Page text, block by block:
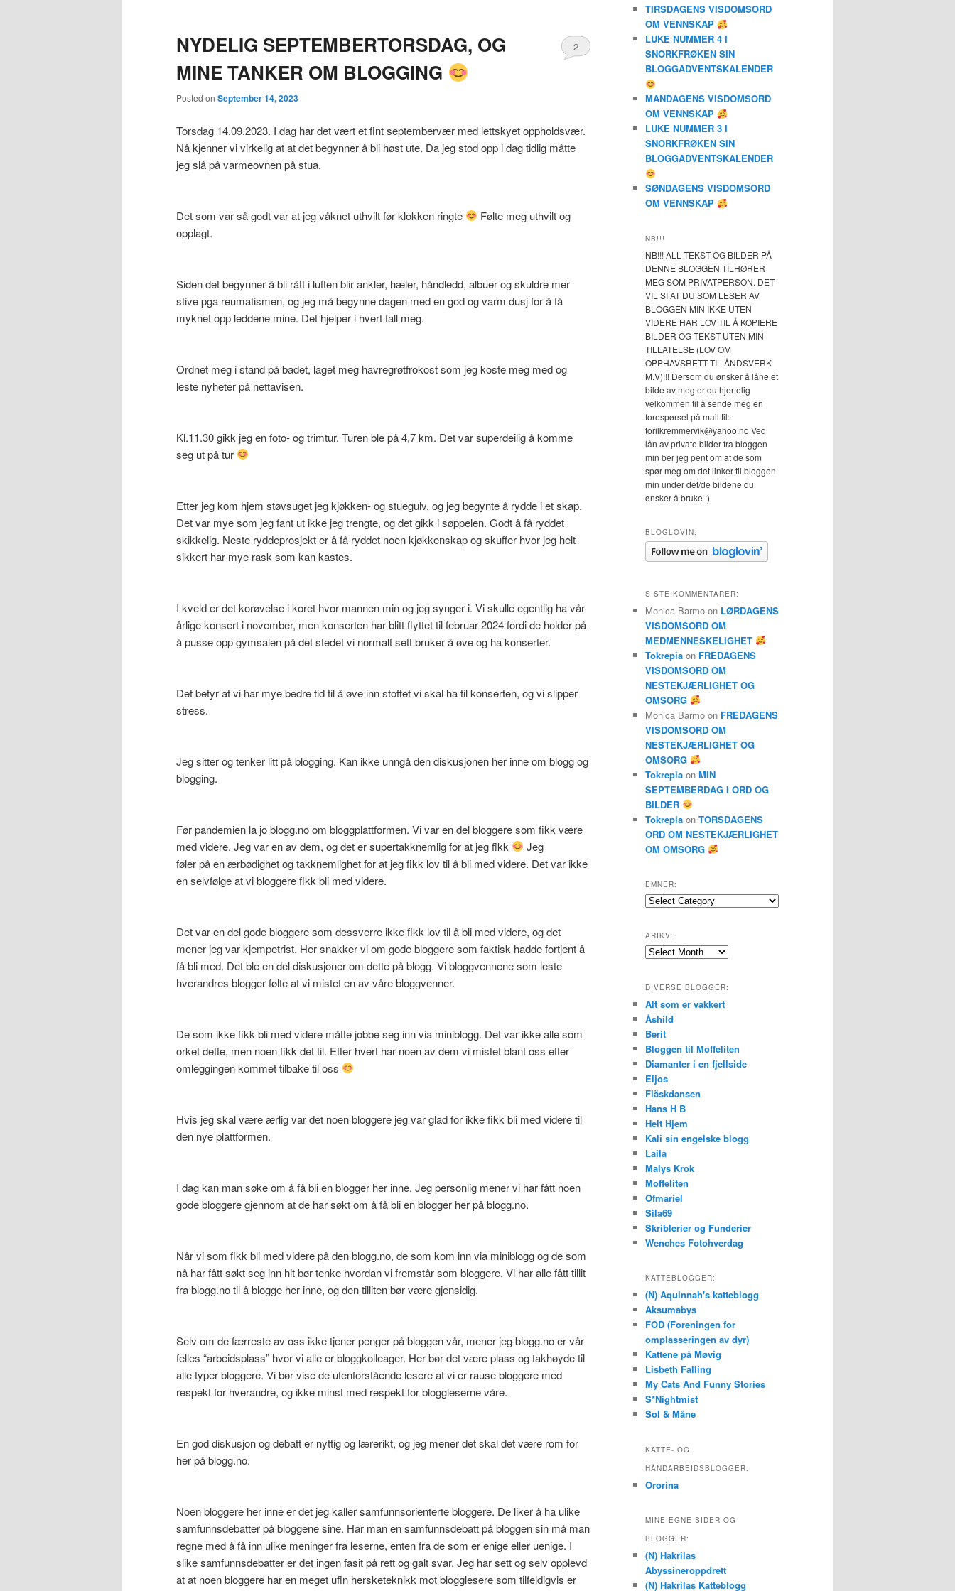
NYDELIG SEPTEMBERTORSDAG, OG
MINE TANKER OM BLOGGING
Posted on September 14, 2023
2
Torsdag 14.09.2023. I dag har det vært et fint septembervær med lettskyet oppholdsvær.
Nå kjenner vi virkelig at at det begynner å bli høst ute. Da jeg stod opp i dag tidlig måtte
jeg slå på varmeovnen på stua.
Det som var så godt var at jeg våknet uthvilt før klokken ringte
Følte meg uthvilt og
opplagt.
Siden det begynner å bli rått i luften blir ankler, hæler, håndledd, albuer og skuldre mer
stive pga reumatismen, og jeg må begynne dagen med en god og varm dusj for å få
myknet opp leddene mine. Det hjelper i hvert fall meg.
Ordnet meg i stand på badet, laget meg havregrøtfrokost som jeg koste meg med og
leste nyheter på nettavisen.
Kl.11.30 gikk jeg en foto- og trimtur. Turen ble på 4,7 km. Det var superdeilig å komme
seg ut på tur
Etter jeg kom hjem støvsuget jeg kjøkken- og stuegulv, og jeg begynte å rydde i et skap.
Det var mye som jeg fant ut ikke jeg trengte, og det gikk i søppelen. Godt å få ryddet
skikkelig. Neste ryddeprosjekt er å få ryddet noen kjøkkenskap og skuffer hvor jeg helt
sikkert har mye rask som kan kastes.
I kveld er det korøvelse i koret hvor mannen min og jeg synger i. Vi skulle egentlig ha vår
årlige konsert i november, men konserten har blitt flyttet til februar 2024 fordi de holder på
å pusse opp gymsalen på det stedet vi normalt sett bruker å øve og ha konserter.
Det betyr at vi har mye bedre tid til å øve inn stoffet vi skal ha til konserten, og vi slipper
stress.
Jeg sitter og tenker litt på blogging. Kan ikke unngå den diskusjonen her inne om blogg og
blogging.
Før pandemien la jo blogg.no om bloggplattformen. Vi var en del bloggere som fikk være
med videre. Jeg var en av dem, og det er supertakknemlig for at jeg fikk
Jeg
føler på en ærbødighet og takknemlighet for at jeg fikk lov til å bli med videre. Det var ikke
en selvfølge at vi bloggere fikk bli med videre.
Det var en del gode bloggere som dessverre ikke fikk lov til å bli med videre, og det
mener jeg var kjempetrist. Her snakker vi om gode bloggere som faktisk hadde fortjent å
få bli med. Det ble en del diskusjoner om dette på blogg. Vi bloggvennene som leste
hverandres blogger følte at vi mistet en av våre bloggvenner.
De som ikke fikk bli med videre måtte jobbe seg inn via miniblogg. Det var ikke alle som
orket dette, men noen fikk det til. Etter hvert har noen av dem vi mistet blant oss etter
omleggingen kommet tilbake til oss
Hvis jeg skal være ærlig var det noen bloggere jeg var glad for ikke fikk bli med videre til
den nye plattformen.
I dag kan man søke om å få bli en blogger her inne. Jeg personlig mener vi har fått noen
gode bloggere gjennom at de har søkt om å få bli en blogger her på blogg.no.
Når vi som fikk bli med videre på den blogg.no, de som kom inn via miniblogg og de som
nå har fått søkt seg inn hit bør tenke hvordan vi fremstår som bloggere. Vi har alle fått tillit
fra blogg.no til å blogge her inne, og den tilliten bør være gjensidig.
Selv om de færreste av oss ikke tjener penger på bloggen vår, mener jeg blogg.no er vår
felles “arbeidsplass” hvor vi alle er bloggkolleager. Her bør det være plass og takhøyde til
alle typer bloggere. Vi bør vise de utenforstående lesere at vi er rause bloggere med
respekt for hverandre, og ikke minst med respekt for bloggleserne våre.
En god diskusjon og debatt er nyttig og lærerikt, og jeg mener det skal det være rom for
her på blogg.no.
Noen bloggere her inne er det jeg kaller samfunnsorienterte bloggere. De liker å ha ulike
samfunnsdebatter på bloggene sine. Har man en samfunnsdebatt på bloggen sin må man
regne med å få inn ulike meninger fra leserne, enten fra de som er enige eller uenige. I
slike samfunnsdebatter er det ingen fasit på rett og galt svar. Jeg har sett og selv opplevd
at at noen bloggere har en meget ufin hersketeknikk mot blogglesere som tilfeldigvis er
TIRSDAGENS VISDOMSORD
OM VENNSKAP
LUKE NUMMER 4 I
SNORKFRØKEN SIN
BLOGGADVENTSKALENDER
MANDAGENS VISDOMSORD
OM VENNSKAP
LUKE NUMMER 3 I
SNORKFRØKEN SIN
BLOGGADVENTSKALENDER
SØNDAGENS VISDOMSORD
OM VENNSKAP
NB!!!
NB!!! ALL TEKST OG BILDER PÅ
DENNE BLOGGEN TILHØRER
MEG SOM PRIVATPERSON. DET
VIL SI AT DU SOM LESER AV
BLOGGEN MIN IKKE UTEN
VIDERE HAR LOV TIL Å KOPIERE
BILDER OG TEKST UTEN MIN
TILLATELSE (LOV OM
OPPHAVSRETT TIL ÅNDSVERK
M.V)!!! Dersom du ønsker å låne et
bilde av meg er du hjertelig
velkommen til å sende meg en
forespørsel på mail til:
torilkremmervik@yahoo.no Ved
lån av private bilder fra bloggen
min ber jeg pent om at de som
spør meg om det linker til bloggen
min under det/de bildene du
ønsker å bruke :)
BLOGLOVIN:
SISTE KOMMENTARER:
Monica Barmo on LØRDAGENS
VISDOMSORD OM
MEDMENNESKELIGHET
Tokrepia on FREDAGENS
VISDOMSORD OM
NESTEKJÆRLIGHET OG
OMSORG
Monica Barmo on FREDAGENS
VISDOMSORD OM
NESTEKJÆRLIGHET OG
OMSORG
Tokrepia on MIN
SEPTEMBERDAG I ORD OG
BILDER
Tokrepia on TORSDAGENS
ORD OM NESTEKJÆRLIGHET
OM OMSORG
EMNER:
Emner:
ARIKV:
Arikv:
DIVERSE BLOGGER:
Alt som er vakkert
Åshild
Berit
Bloggen til Moffeliten
Diamanter i en fjellside
Eljos
Fläskdansen
Hans H B
Helt Hjem
Kali sin engelske blogg
Laila
Malys Krok
Moffeliten
Ofmariel
Sila69
Skriblerier og Funderier
Wenches Fotohverdag
KATTEBLOGGER:
(N) Aquinnah's katteblogg
Aksumabys
FOD (Foreningen for
omplasseringen av dyr)
Kattene på Møvig
Lisbeth Falling
My Cats And Funny Stories
S*Nightmist
Sol & Måne
KATTE- OG
HÅNDARBEIDSBLOGGER:
Ororina
MINE EGNE SIDER OG
BLOGGER:
(N) Hakrilas
Abyssineroppdrett
(N) Hakrilas Katteblogg